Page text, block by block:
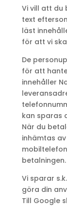
Vi vill att du
text
läst
för att vi
De
för att
innehåller
kan sparas
När du
inhämtas
betalningen.
Vi sparar
göra din
Till Google